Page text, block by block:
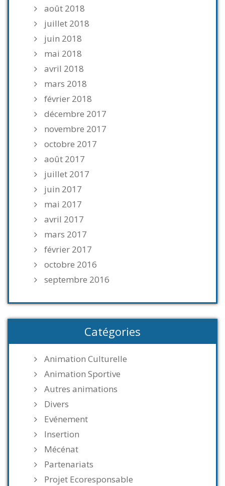
août 2018
juillet 2018
juin 2018
mai 2018
avril 2018
mars 2018
février 2018
décembre 2017
novembre 2017
octobre 2017
août 2017
juillet 2017
juin 2017
mai 2017
avril 2017
mars 2017
février 2017
octobre 2016
septembre 2016
Catégories
Animation Culturelle
Animation Sportive
Autres animations
Divers
Evénement
Insertion
Mécénat
Partenariats
Projet Ecoresponsable